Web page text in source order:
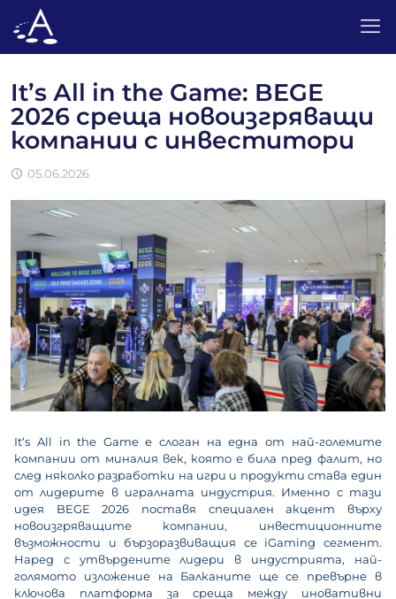
It’s Аll in the Game: BEGE
2026 среща новоизгряващи
компании с инвеститори
05.06.2026
It‘s All in the Game е слоган на една от най-големите
компании от миналия век, която е била пред фалит, но
след няколко разработки на игри и продукти става един
от лидерите в игралната индустрия. Именно с тази
идея BEGE 2026 поставя специален акцент върху
новоизгряващите компании, инвестиционните
възможности и бързоразвиващия се iGaming сегмент.
Наред с утвърдените лидери в индустрията, най-
голямото изложение на Балканите ще се превърне в
ключова платформа за среща между иновативни